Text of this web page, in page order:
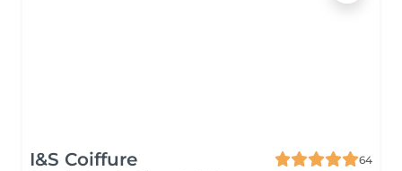
I&S Coiffure
64